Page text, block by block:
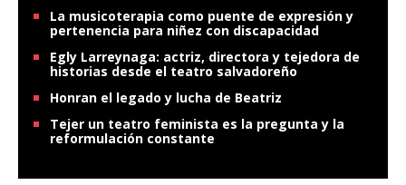
La musicoterapia como puente de expresión y
pertenencia para niñez con discapacidad
Egly Larreynaga: actriz, directora y tejedora de
historias desde el teatro salvadoreño
Honran el legado y lucha de Beatriz
Tejer un teatro feminista es la pregunta y la
reformulación constante